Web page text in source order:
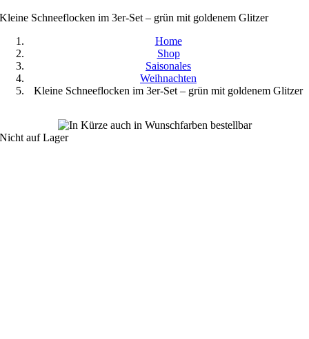
Kleine Schneeflocken im 3er-Set – grün mit goldenem Glitzer
Home
Shop
Saisonales
Weihnachten
Kleine Schneeflocken im 3er-Set – grün mit goldenem Glitzer
Nicht auf Lager